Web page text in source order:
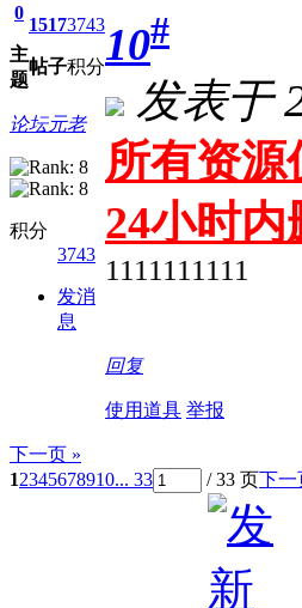
0
主
题
1517
帖子
3743
积分
论坛元老
积分
3743
发消
息
10#
发表于
所有资
24小时
1111111111
回复
使用道具 举报
下一页 »
12345678910... 33 / 33 页下一